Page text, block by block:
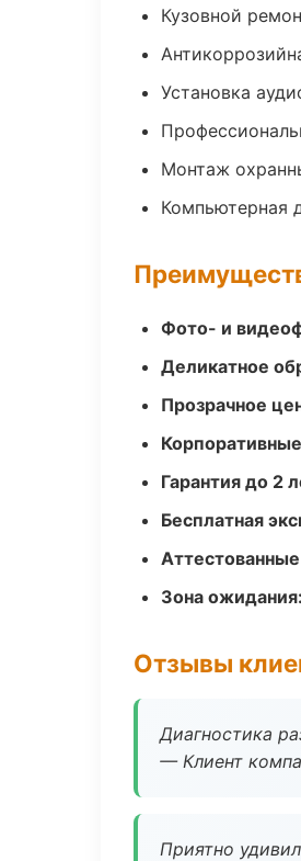
Кузовной
Установка
Монтаж
Компьютерная
Фото- и
Деликатное
Прозрачное
Гарантия до 2
Бесплатная
Зона
Отзывы
Диагностика
— Клиент
Приятно